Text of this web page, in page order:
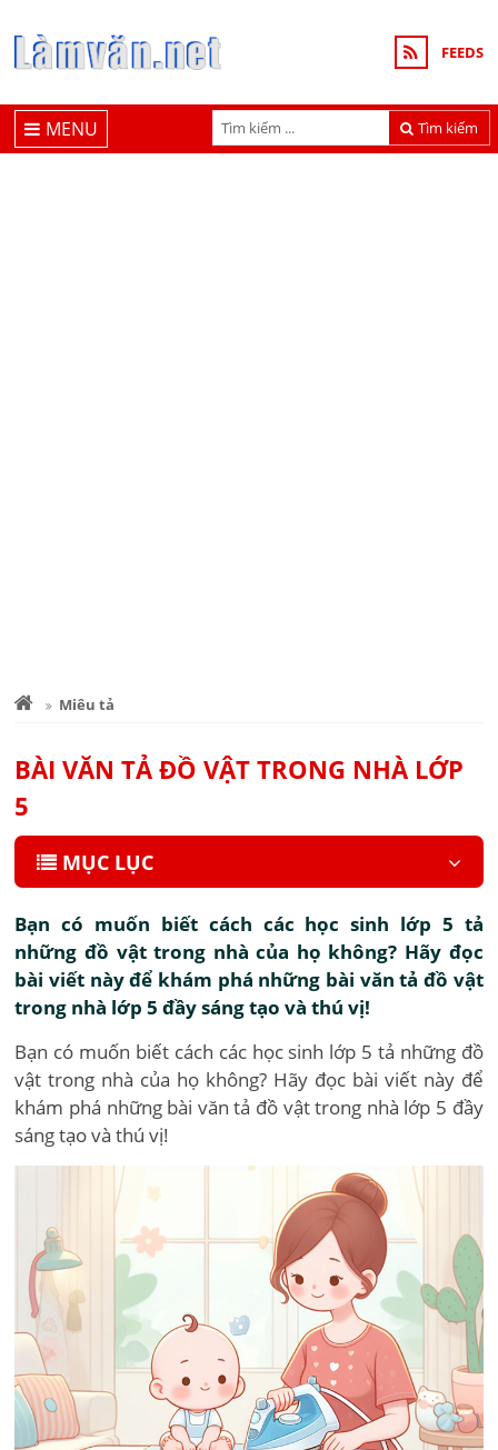
FEEDS
Tìm kiếm
MENU
Miêu tả
BÀI VĂN TẢ ĐỒ VẬT TRONG NHÀ LỚP
5
MỤC LỤC
Bạn có muốn biết cách các học sinh lớp 5 tả
những đồ vật trong nhà của họ không? Hãy đọc
bài viết này để khám phá những bài văn tả đồ vật
trong nhà lớp 5 đầy sáng tạo và thú vị!
Bạn có muốn biết cách các học sinh lớp 5 tả những đồ
vật trong nhà của họ không? Hãy đọc bài viết này để
khám phá những bài văn tả đồ vật trong nhà lớp 5 đầy
sáng tạo và thú vị!